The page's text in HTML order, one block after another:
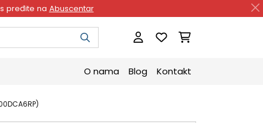
pređite na Abuscentar
O nama Blog Kontakt